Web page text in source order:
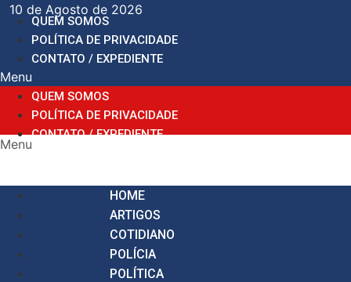
para
conteúdo
10 de Agosto de 2026
QUEM SOMOS
POLÍTICA DE PRIVACIDADE
CONTATO / EXPEDIENTE
Menu
QUEM SOMOS
POLÍTICA DE PRIVACIDADE
CONTATO / EXPEDIENTE
Menu
HOME
ARTIGOS
COTIDIANO
POLÍCIA
POLÍTICA